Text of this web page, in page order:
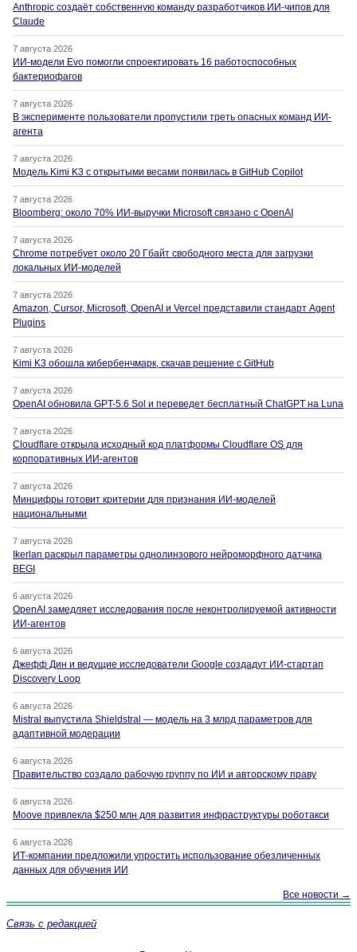
Anthropic создаёт собственную команду разработчиков ИИ-чипов для
Claude
7 августа 2026
ИИ-модели Evo помогли спроектировать 16 работоспособных
бактериофагов
7 августа 2026
В эксперименте пользователи пропустили треть опасных команд ИИ-
агента
7 августа 2026
Модель Kimi K3 с открытыми весами появилась в GitHub Copilot
7 августа 2026
Bloomberg: около 70% ИИ-выручки Microsoft связано с OpenAI
7 августа 2026
Chrome потребует около 20 Гбайт свободного места для загрузки
локальных ИИ-моделей
7 августа 2026
Amazon, Cursor, Microsoft, OpenAI и Vercel представили стандарт Agent
Plugins
7 августа 2026
Kimi K3 обошла кибербенчмарк, скачав решение с GitHub
7 августа 2026
OpenAI обновила GPT-5.6 Sol и переведет бесплатный ChatGPT на Luna
7 августа 2026
Cloudflare открыла исходный код платформы Cloudflare OS для
корпоративных ИИ-агентов
7 августа 2026
Минцифры готовит критерии для признания ИИ-моделей
национальными
7 августа 2026
Ikerlan раскрыл параметры однолинзового нейроморфного датчика
BEGI
6 августа 2026
OpenAI замедляет исследования после неконтролируемой активности
ИИ-агентов
6 августа 2026
Джефф Дин и ведущие исследователи Google создадут ИИ-стартап
Discovery Loop
6 августа 2026
Mistral выпустила Shieldstral — модель на 3 млрд параметров для
адаптивной модерации
6 августа 2026
Правительство создало рабочую группу по ИИ и авторскому праву
6 августа 2026
Moove привлекла $250 млн для развития инфраструктуры роботакси
6 августа 2026
ИТ-компании предложили упростить использование обезличенных
данных для обучения ИИ
Все новости →
Связь с редакцией